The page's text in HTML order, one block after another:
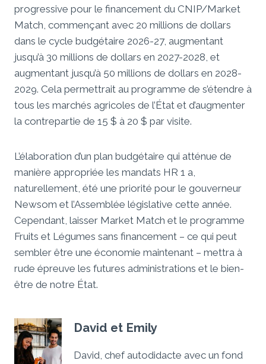
progressive pour le financement du CNIP/Market
Match, commençant avec 20 millions de dollars
dans le cycle budgétaire 2026-27, augmentant
jusqu’à 30 millions de dollars en 2027-2028, et
augmentant jusqu’à 50 millions de dollars en 2028-
2029. Cela permettrait au programme de s’étendre à
tous les marchés agricoles de l’État et d’augmenter
la contrepartie de 15 $ à 20 $ par visite.
L’élaboration d’un plan budgétaire qui atténue de
manière appropriée les mandats HR 1 a,
naturellement, été une priorité pour le gouverneur
Newsom et l’Assemblée législative cette année.
Cependant, laisser Market Match et le programme
Fruits et Légumes sans financement – ​​ce qui peut
sembler être une économie maintenant – mettra à
rude épreuve les futures administrations et le bien-
être de notre État.
David et Emily
David, chef autodidacte avec un fond